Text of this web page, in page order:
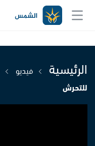
الرئيسية فيديو
للتحرش